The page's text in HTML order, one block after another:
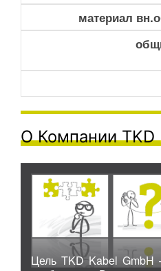
материал
О Компании TKD
Цель TKD Kabel GmbH